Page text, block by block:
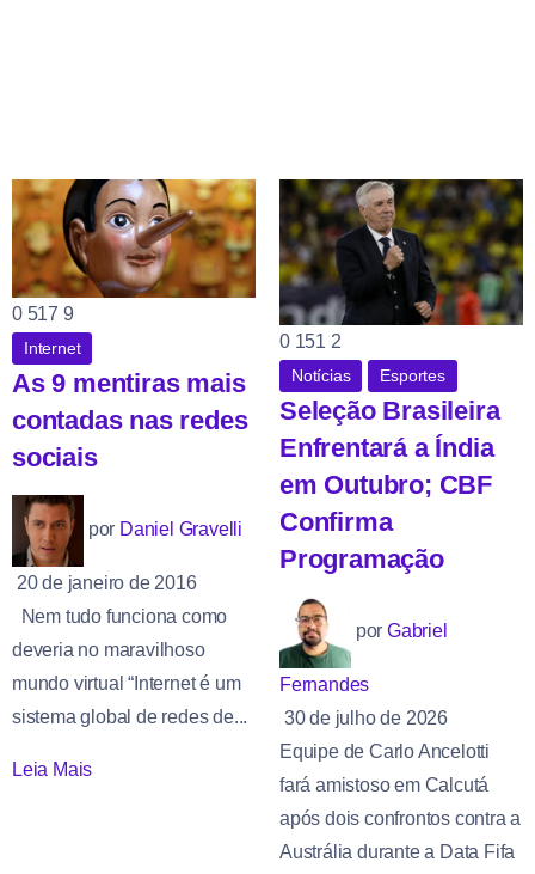
0 517 9
Internet
As 9 mentiras mais
contadas nas redes
sociais
por Daniel Gravelli
20 de janeiro de 2016
Nem tudo funciona como
deveria no maravilhoso
mundo virtual “Internet é um
sistema global de redes de...
Leia Mais
0 151 2
Notícias Esportes
Seleção Brasileira
Enfrentará a Índia
em Outubro; CBF
Confirma
Programação
por Gabriel
Fernandes
30 de julho de 2026
Equipe de Carlo Ancelotti
fará amistoso em Calcutá
após dois confrontos contra a
Austrália durante a Data Fifa